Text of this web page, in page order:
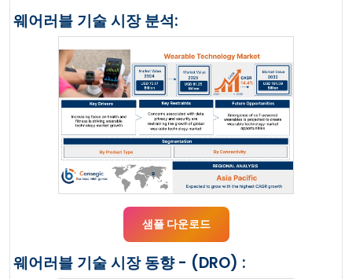
웨어러블 기술 시장 분석:
샘플 다운로드
웨어러블 기술 시장 동향 - (DRO) :